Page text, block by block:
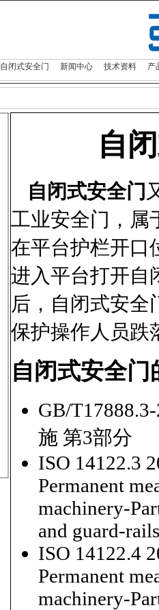
自闭式安全门 新闻中心 技术资料
产
自
自闭式安全门
工业安全门，属
在平台护栏开口
进入平台打开自
后，自闭式安全
保护操作人员跌
自闭式安全门
GB/
施 第3部分
ISO 14122.3
Permanent
machinery-
and guard-rails
ISO 14122.4
Permanent
machinery-